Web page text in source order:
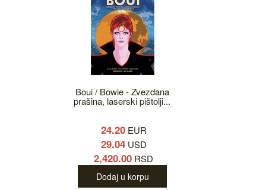
Boui / Bowie - Zvezdana
prašina, laserski pištolji...
24.20EUR
29.04USD
2,420.00 RSD
Dodaj u korpu